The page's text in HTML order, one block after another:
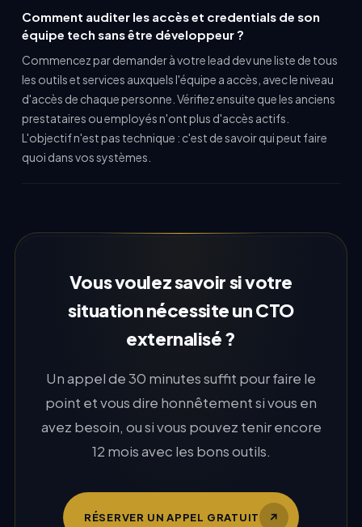
Comment auditer les accès et credentials de son
équipe tech sans être développeur ?
Commencez par demander à votre lead dev une liste de tous
les outils et services auxquels l'équipe a accès, avec le niveau
d'accès de chaque personne. Vérifiez ensuite que les anciens
prestataires ou employés n'ont plus d'accès actifs.
L'objectif n'est pas technique : c'est de savoir qui peut faire
quoi dans vos systèmes.
Vous voulez savoir si votre
situation nécessite un CTO
externalisé ?
Un appel de 30 minutes suffit pour faire le
point et vous dire honnêtement si vous en
avez besoin, ou si vous pouvez tenir encore
12 mois avec les bons outils.
RÉSERVER UN APPEL GRATUIT ↗